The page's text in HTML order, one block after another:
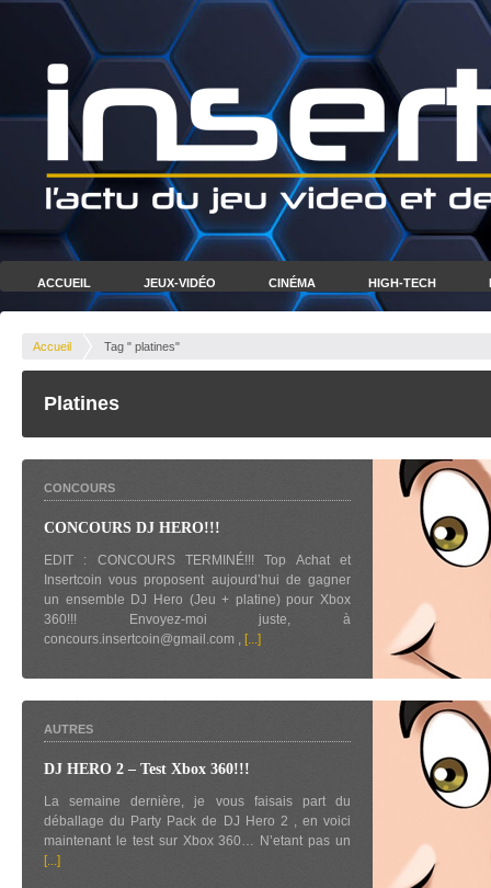
ACCUEIL JEUX-VIDÉO CINÉMA HIGH-TECH
Accueil Tag " platines"
Platines
CONCOURS
CONCOURS DJ HERO!!!
EDIT : CONCOURS TERMINÉ!!! Top Achat et
Insertcoin vous proposent aujourd’hui de gagner
un ensemble DJ Hero (Jeu + platine) pour Xbox
360!!! Envoyez-moi juste, à
concours.insertcoin@gmail.com , [...]
AUTRES
DJ HERO 2 – Test Xbox 360!!!
La semaine dernière, je vous faisais part du
déballage du Party Pack de DJ Hero 2 , en voici
maintenant le test sur Xbox 360… N’etant pas un
[...]